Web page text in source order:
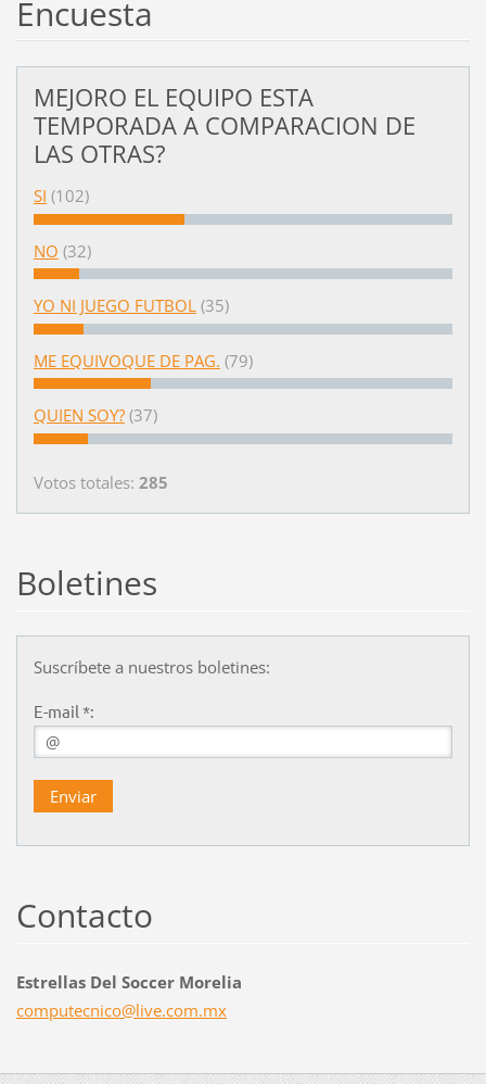
Encuesta
MEJORO EL EQUIPO ESTA
TEMPORADA A COMPARACION DE
LAS OTRAS?
SI (102)
NO (32)
YO NI JUEGO FUTBOL (35)
ME EQUIVOQUE DE PAG. (79)
QUIEN SOY? (37)
Votos totales: 285
Boletines
Suscríbete a nuestros boletines:
E-mail *:
Contacto
Estrellas Del Soccer Morelia
computecnico@live.com.mx